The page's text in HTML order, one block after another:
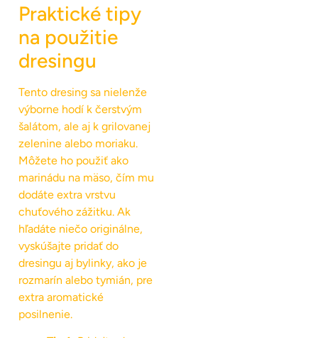
Praktické tipy
na použitie
dresingu
Tento dresing sa nielenže
výborne hodí k čerstvým
šalátom, ale aj k grilovanej
zelenine alebo moriaku.
Môžete ho použiť ako
marinádu na mäso, čím mu
dodáte extra vrstvu
chuťového zážitku. Ak
hľadáte niečo originálne,
vyskúšajte pridať do
dresingu aj bylinky, ako je
rozmarín alebo tymián, pre
extra aromatické
posilnenie.